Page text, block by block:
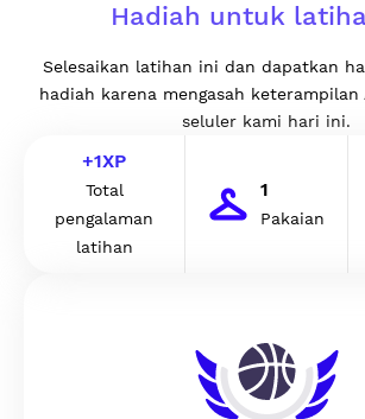
Hadiah untuk
Selesaikan latihan ini dan dapatkan
hadiah karena mengasah
seluler kami hari ini.
+1XP
Total
pengalaman
latihan
1
Pakaian